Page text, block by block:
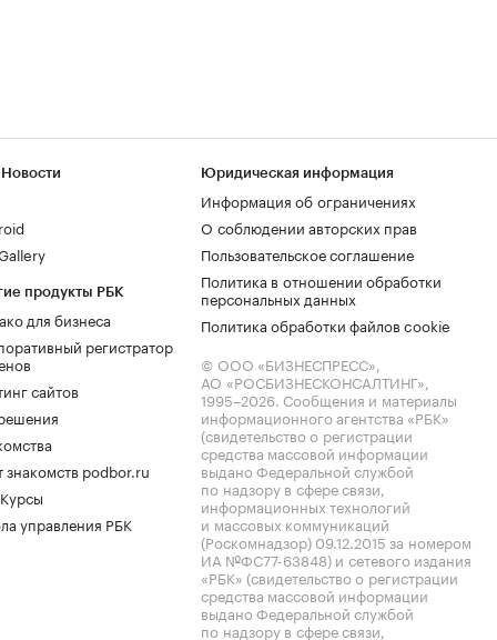
продукты РБК
для бизнеса
регистратор
сайтов
знакомств podbor.ru
управления РБК
Юридическая информация
Информация об ограничениях
О соблюдении авторских прав
Пользовательское соглашение
Политика в отношении обработки
персональных данных
Политика обработки файлов cookie
© ООО «БИЗНЕСПРЕСС»,
АО «РОСБИЗНЕСКОНСАЛТИНГ»,
1995–2026. Сообщения и материалы
информационного агентства «РБК»
(свидетельство о регистрации
средства массовой информации
выдано Федеральной службой
по надзору в сфере связи,
информационных технологий
и массовых коммуникаций
(Роскомнадзор) 09.12.2015 за номером
ИА №ФС77-63848) и сетевого издания
«РБК» (свидетельство о регистрации
средства массовой информации
выдано Федеральной службой
по надзору в сфере связи,